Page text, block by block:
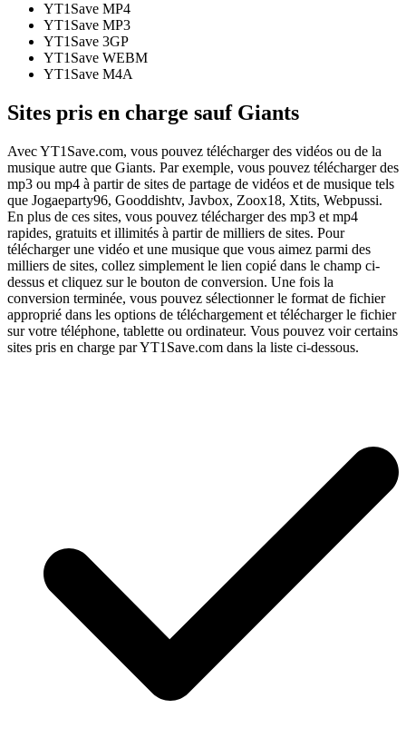
YT1Save MP4
YT1Save MP3
YT1Save 3GP
YT1Save WEBM
YT1Save M4A
Sites pris en charge sauf Giants
Avec YT1Save.com, vous pouvez télécharger des vidéos ou de la
musique autre que Giants. Par exemple, vous pouvez télécharger des
mp3 ou mp4 à partir de sites de partage de vidéos et de musique tels
que Jogaeparty96, Gooddishtv, Javbox, Zoox18, Xtits, Webpussi.
En plus de ces sites, vous pouvez télécharger des mp3 et mp4
rapides, gratuits et illimités à partir de milliers de sites. Pour
télécharger une vidéo et une musique que vous aimez parmi des
milliers de sites, collez simplement le lien copié dans le champ ci-
dessus et cliquez sur le bouton de conversion. Une fois la
conversion terminée, vous pouvez sélectionner le format de fichier
approprié dans les options de téléchargement et télécharger le fichier
sur votre téléphone, tablette ou ordinateur. Vous pouvez voir certains
sites pris en charge par YT1Save.com dans la liste ci-dessous.